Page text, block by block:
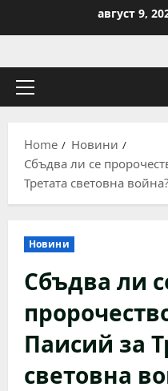
август 9,
Primary
Home
Новини
Сбъдва ли се
Третата световна война?
Новини
Сбъдва ли
Паисий за
световна